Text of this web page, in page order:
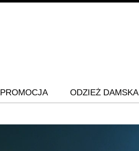
PROMOCJA ODZIEŻ DAMSKA